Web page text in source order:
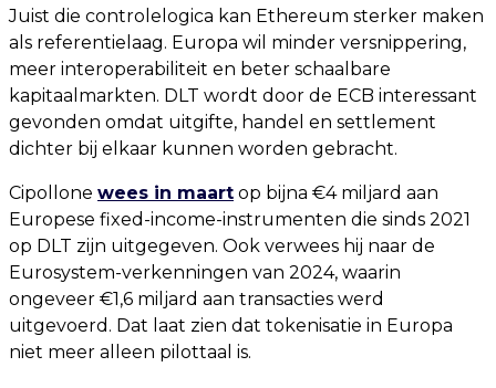
Juist die controlelogica kan Ethereum sterker maken
als referentielaag. Europa wil minder versnippering,
meer interoperabiliteit en beter schaalbare
kapitaalmarkten. DLT wordt door de ECB interessant
gevonden omdat uitgifte, handel en settlement
dichter bij elkaar kunnen worden gebracht.
Cipollone wees in maart op bijna €4 miljard aan
Europese fixed-income-instrumenten die sinds 2021
op DLT zijn uitgegeven. Ook verwees hij naar de
Eurosystem-verkenningen van 2024, waarin
ongeveer €1,6 miljard aan transacties werd
uitgevoerd. Dat laat zien dat tokenisatie in Europa
niet meer alleen pilottaal is.